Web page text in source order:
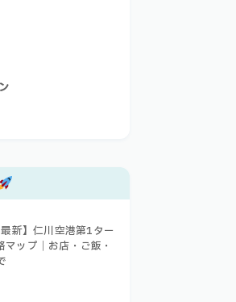
最新】仁川空港第1ター
マップ｜お店・ご飯・